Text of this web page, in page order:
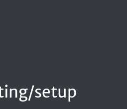
setup